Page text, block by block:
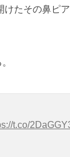
たその鼻ピ
t.co/